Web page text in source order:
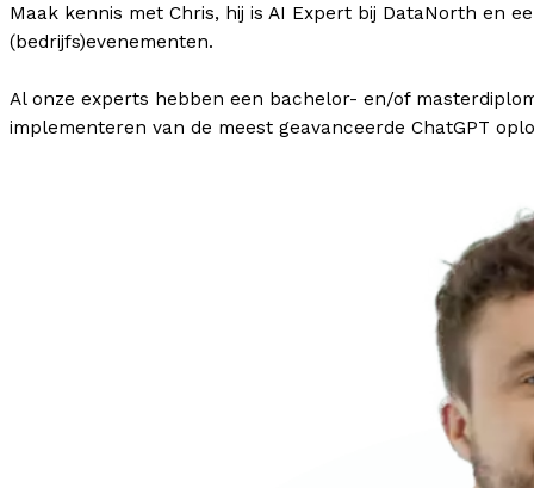
Maak kennis met Chris, hij is AI Expert bij DataNorth en
(bedrijfs)evenementen.
Al onze experts hebben een bachelor- en/of
implementeren van de meest geavanceerde ChatGPT